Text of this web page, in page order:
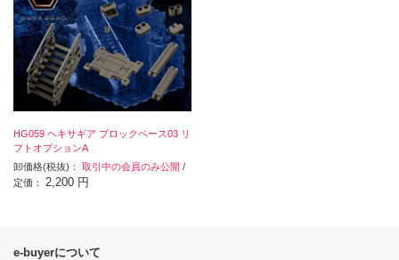
HG059 ヘキサギア ブロックベース03 リ
フトオプションA
卸価格(税抜)： 取引中の会員のみ公開 /
定価： 2,200 円
e-buyerについて